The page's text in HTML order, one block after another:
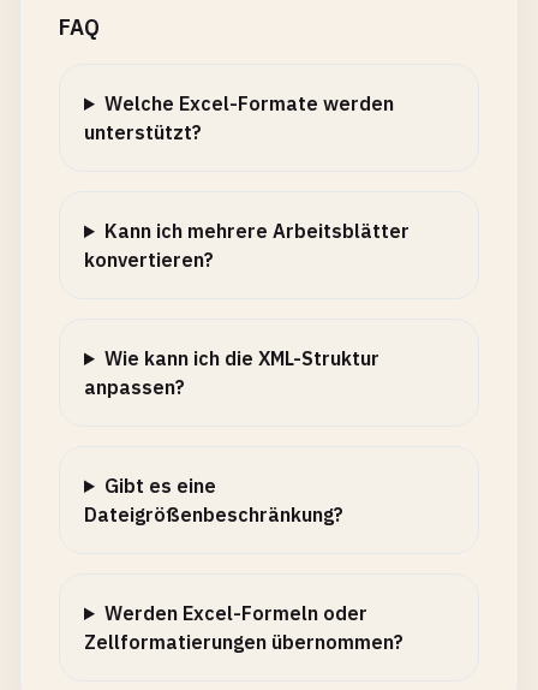
FAQ
Welche Excel-Formate werden
unterstützt?
Kann ich mehrere Arbeitsblätter
konvertieren?
Wie kann ich die XML-Struktur
anpassen?
Gibt es eine
Dateigrößenbeschränkung?
Werden Excel-Formeln oder
Zellformatierungen übernommen?